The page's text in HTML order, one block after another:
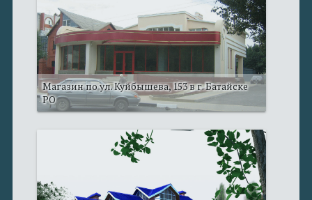
Магазин по ул. Куйбышева, 153 в г. Батайске
РО